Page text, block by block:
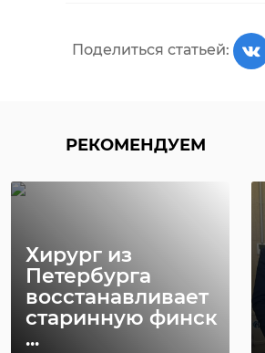
Поделиться статьей:
РЕКОМЕНДУЕМ
Хирург из
Петербурга
восстанавливает
старинную финск
...